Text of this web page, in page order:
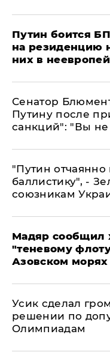
Путин боится
на резиденцию
них в
Сенатор
Путину после
санкций": "Вы
"Путин отчаянно
баллистику", -
союзникам
Мадяр сообщил
"теневому
Азовском морях
Усик сделал
решении по
Олимпиадам